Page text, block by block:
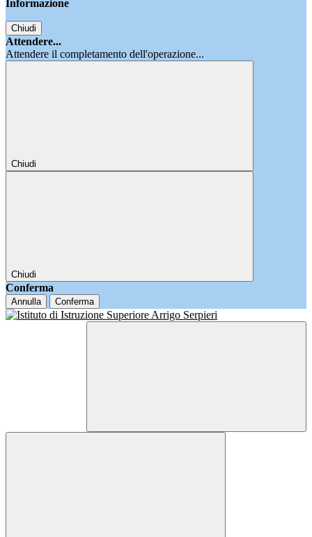
Informazione
Chiudi
Attendere...
Attendere il completamento dell'operazione...
Chiudi
Chiudi
Conferma
Annulla Conferma